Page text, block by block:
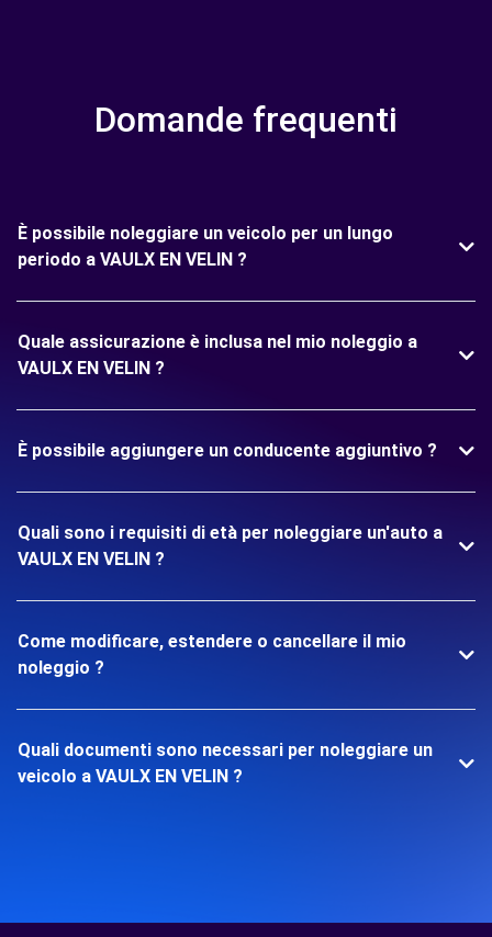
Domande frequenti
È possibile noleggiare un veicolo per un lungo
periodo a VAULX EN VELIN ?
Quale assicurazione è inclusa nel mio noleggio a
VAULX EN VELIN ?
È possibile aggiungere un conducente aggiuntivo ?
Quali sono i requisiti di età per noleggiare un'auto a
VAULX EN VELIN ?
Come modificare, estendere o cancellare il mio
noleggio ?
Quali documenti sono necessari per noleggiare un
veicolo a VAULX EN VELIN ?